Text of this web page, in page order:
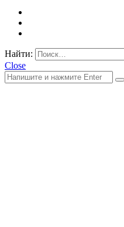
Найти:
Close